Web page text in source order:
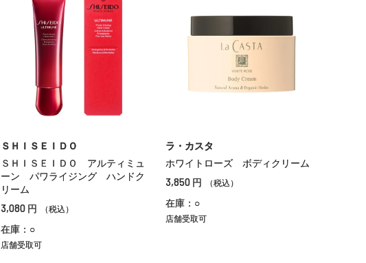
ＳＨＩＳＥＩＤＯ
ＳＨＩＳＥＩＤＯ アルティミュ
ーン パワライジング ハンドク
リーム
3,080 円 （税込）
在庫：○
店舗受取可
ラ・カスタ
ホワイトローズ ボディクリーム
3,850 円 （税込）
在庫：○
店舗受取可